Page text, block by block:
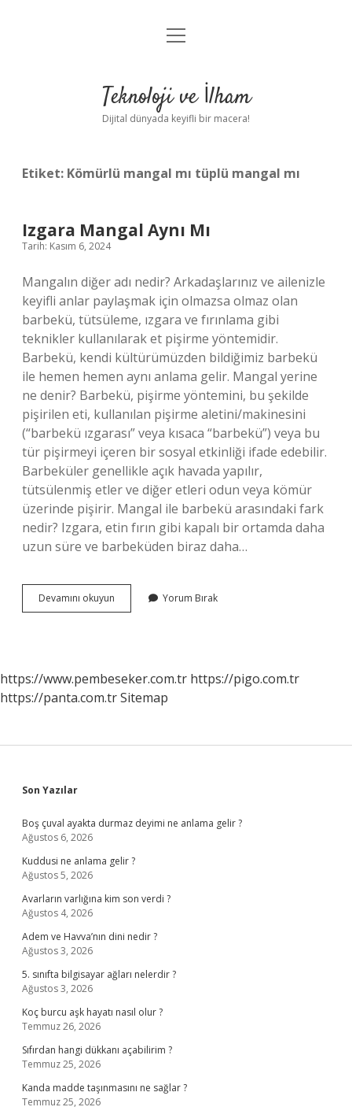
Anasayfa
Yasal Uyarı
menüyü
Teknoloji ve İlham
Dijital dünyada keyifli bir macera!
Etiket: Kömürlü mangal mı tüplü mangal mı
Izgara Mangal Aynı Mı
Tarih: Kasım 6, 2024
Mangalın diğer adı nedir? Arkadaşlarınız ve ailenizle
keyifli anlar paylaşmak için olmazsa olmaz olan
barbekü, tütsüleme, ızgara ve fırınlama gibi
teknikler kullanılarak et pişirme yöntemidir.
Barbekü, kendi kültürümüzden bildiğimiz barbekü
ile hemen hemen aynı anlama gelir. Mangal yerine
ne denir? Barbekü, pişirme yöntemini, bu şekilde
pişirilen eti, kullanılan pişirme aletini/makinesini
(“barbekü ızgarası” veya kısaca “barbekü”) veya bu
tür pişirmeyi içeren bir sosyal etkinliği ifade edebilir.
Barbeküler genellikle açık havada yapılır,
tütsülenmiş etler ve diğer etleri odun veya kömür
üzerinde pişirir. Mangal ile barbekü arasındaki fark
nedir? Izgara, etin fırın gibi kapalı bir ortamda daha
uzun süre ve barbeküden biraz daha…
Devamını okuyun
Mangal
Yorum Bırak
https://www.pembeseker.com.tr https://pigo.com.tr
https://panta.com.trSitemap
Sidebar
Son Yazılar
Boş çuval ayakta durmaz deyimi ne anlama gelir ?
Ağustos 6, 2026
Kuddusi ne anlama gelir ?
Ağustos 5, 2026
Avarların varlığına kim son verdi ?
Ağustos 4, 2026
Adem ve Havva’nın dini nedir ?
Ağustos 3, 2026
5. sınıfta bilgisayar ağları nelerdir ?
Ağustos 3, 2026
Koç burcu aşk hayatı nasıl olur ?
Temmuz 26, 2026
Sıfırdan hangi dükkanı açabilirim ?
Temmuz 25, 2026
Kanda madde taşınmasını ne sağlar ?
Temmuz 25, 2026